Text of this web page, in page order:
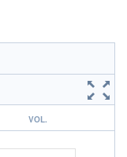
BOURSOVIE
VOL.